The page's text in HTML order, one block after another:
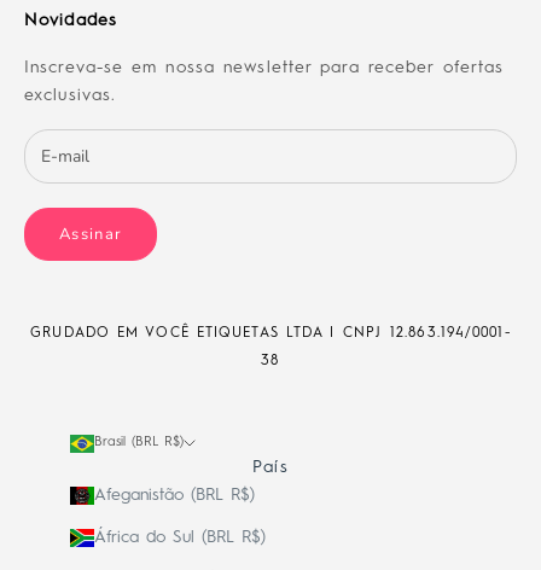
Novidades
Inscreva-se em nossa newsletter para receber ofertas
exclusivas.
Assinar
GRUDADO EM VOCÊ ETIQUETAS LTDA | CNPJ
12.863.194/0001-
38
Brasil (BRL R$)
País
Afeganistão (BRL R$)
África do Sul (BRL R$)